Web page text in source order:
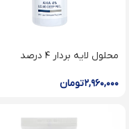
محلول لایه بردار ۴ درصد
Liquid AHA deep peel
۲,۹۶۰,۰۰۰تومان